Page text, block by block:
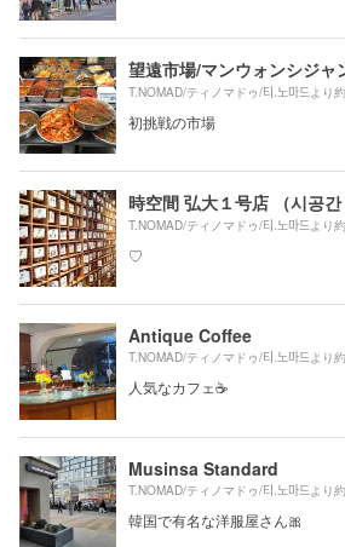
歩32分） T.NOMAD/ティノマドゥ/티.노마드より約
初挑戦の市場
歩26分） T.NOMAD/ティノマドゥ/티.노마드より約
♡
歩29分）
Antique Coffee
T.NOMAD/ティノマドゥ/티.노마드より約
人気なカフェ☕
歩33分）
Musinsa Standard
T.NOMAD/ティノマドゥ/티.노마드より約
韓国で有名な洋服屋さん🎀